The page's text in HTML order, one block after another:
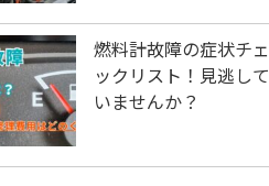
燃料計故障の症状チェ
ックリスト！見逃して
いませんか？